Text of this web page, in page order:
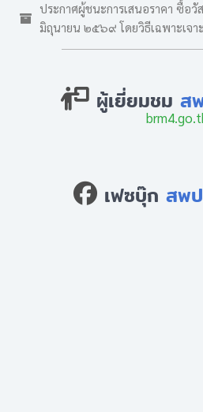
ประกาศผู้ชนะการเสนอราคา ซื้อ
มิถุนายน ๒๕๖๙ โดยวิธีเฉพาะเจา
ผู้เยี่ยมชม ส
เฟซบุ๊ก สพ